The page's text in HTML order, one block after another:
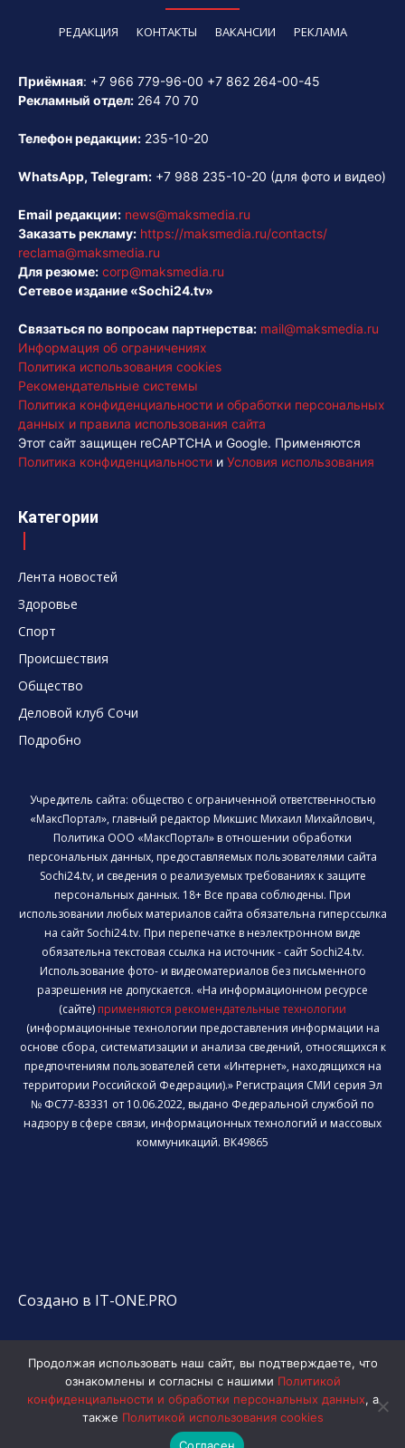
РЕДАКЦИЯ КОНТАКТЫ ВАКАНСИИ РЕКЛАМА
Приёмная: +7 966 779-96-00 +7 862 264-00-45
Рекламный отдел: 264 70 70
Телефон редакции: 235-10-20
WhatsApp, Telegram: +7 988 235-10-20 (для фото и видео)
Email редакции: news@maksmedia.ru
Заказать рекламу: https://maksmedia.ru/contacts/
reclama@maksmedia.ru
Для резюме: corp@maksmedia.ru
Сетевое издание «Sochi24.tv»
Связаться по вопросам партнерства: mail@maksmedia.ru
Информация об ограничениях
Политика использования cookies
Рекомендательные системы
Политика конфиденциальности и обработки персональных
данных и правила использования сайта
Этот сайт защищен reCAPTCHA и Google. Применяются
Политика конфиденциальности и Условия использования
Категории
Лента новостей
Здоровье
Спорт
Происшествия
Общество
Деловой клуб Сочи
Подробно
Учредитель сайта: общество с ограниченной ответственностью
«МаксПортал», главный редактор Микшис Михаил Михайлович,
Политика ООО «МаксПортал» в отношении обработки
персональных данных, предоставляемых пользователями сайта
Sochi24.tv, и сведения о реализуемых требованиях к защите
персональных данных. 18+ Все права соблюдены. При
использовании любых материалов сайта обязательна гиперссылка
на сайт Sochi24.tv. При перепечатке в неэлектронном виде
обязательна текстовая ссылка на источник - сайт Sochi24.tv.
Использование фото- и видеоматериалов без письменного
разрешения не допускается. «На информационном ресурсе
(сайте) применяются рекомендательные технологии
(информационные технологии предоставления информации на
основе сбора, систематизации и анализа сведений, относящихся к
предпочтениям пользователей сети «Интернет», находящихся на
территории Российской Федерации).» Регистрация СМИ серия Эл
№ ФС77-83331 от 10.06.2022, выдано Федеральной службой по
надзору в сфере связи, информационных технологий и массовых
коммуникаций. ВК49865
Создано в IT-ONE.PRO
Продолжая использовать наш сайт, вы подтверждаете, что
ознакомлены и согласны с нашими Политикой
конфиденциальности и обработки персональных данных, а
также Политикой использования cookies
Согласен